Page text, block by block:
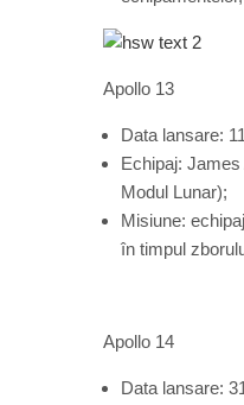
Apollo 13
Data lansare:
Echipaj:
Modul Lunar);
Misiune:
în timpul
Apollo 14
Data lansare: